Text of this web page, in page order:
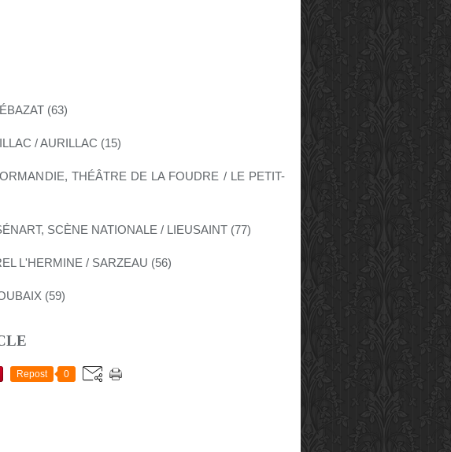
(63)
/ AURILLAC (15)
THÉÂTRE DE LA FOUDRE / LE PETIT-
SCÈNE NATIONALE / LIEUSAINT (77)
L'HERMINE / SARZEAU (56)
(59)
Repost 0